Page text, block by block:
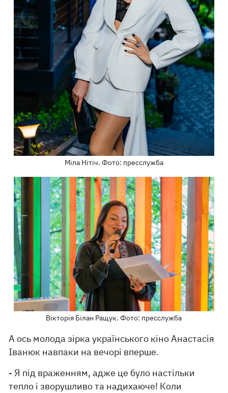
Міла Нітіч. Фото: пресслужба
Вікторія Білан Ращук. Фото: пресслужба
А ось молода зірка українського кіно Анастасія
Іванюк навпаки на вечорі вперше.
- Я під враженням, адже це було настільки
тепло і зворушливо та надихаюче! Коли